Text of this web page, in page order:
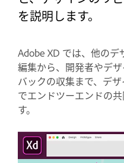
を説明します。
Adobe XD では、他の
編集から、開発者やデ
バックの収集まで、デ
でエンドツーエンドの
す。